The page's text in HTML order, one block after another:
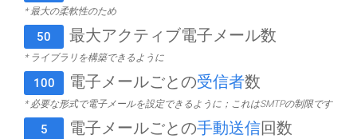
* 最大の柔軟性のため
50 最大アクティブ電子メール数
* ライブラリを構築できるように
100 電子メールごとの受信者数
* 必要な形式で電子メールを設定できるように；これはSMTPの制限です
5 電子メールごとの手動送信回数